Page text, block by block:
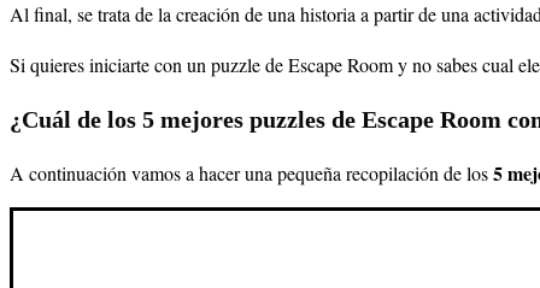
Al final, se trata de la creación de una historia a partir de una
Si quieres iniciarte con un puzzle de Escape Room y no sabes cual
¿Cuál de los 5 mejores puzzles de Escape Room
A continuación vamos a hacer una pequeña recopilación de los5